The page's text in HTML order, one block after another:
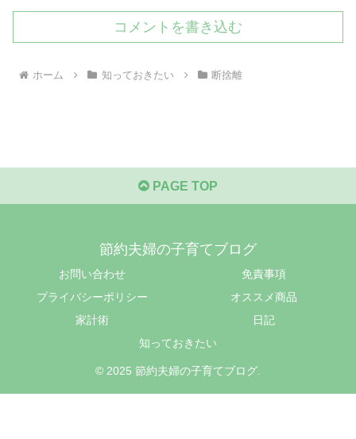
コメントを書き込む
ホーム 知っておきたい 断捨離
PAGE TOP
節約夫婦の子育てブログ
お問い合わせ
免責事項
プライバシーポリシー
オススメ商品
家計術
日記
知っておきたい
© 2025 節約夫婦の子育てブログ.